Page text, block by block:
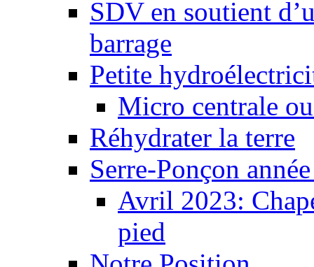
SDV en soutient
barrage
Petite
Micro centrale
Réhydrater la terre
Serre-Ponçon
Avril 2023:
pied